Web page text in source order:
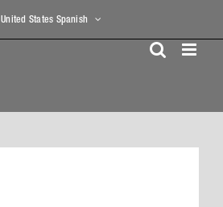
United States Spanish